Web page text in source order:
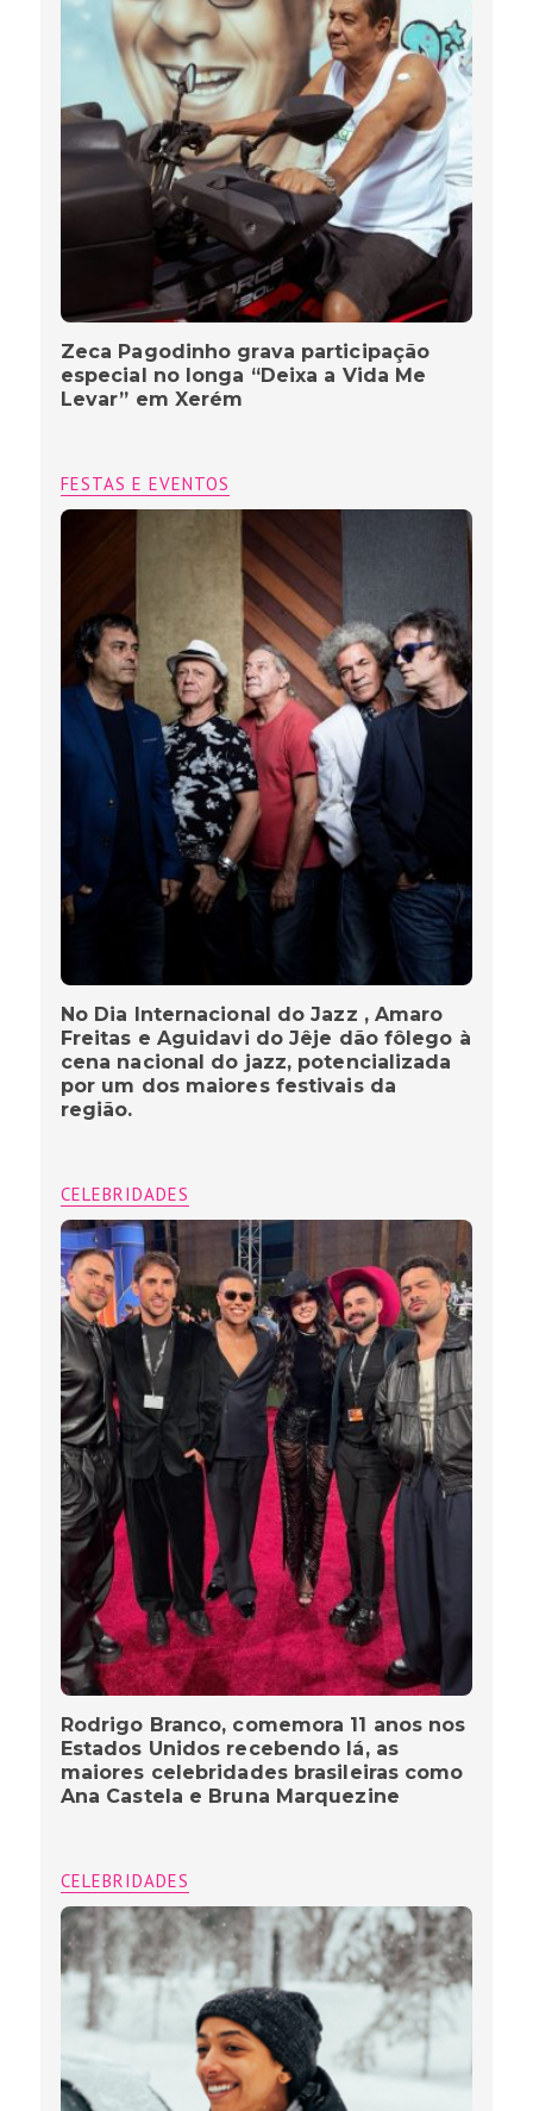
Zeca Pagodinho grava participação
especial no longa “Deixa a Vida Me
Levar” em Xerém
FESTAS E EVENTOS
No Dia Internacional do Jazz , Amaro
Freitas e Aguidavi do Jêje dão fôlego à
cena nacional do jazz, potencializada
por um dos maiores festivais da
região.
CELEBRIDADES
Rodrigo Branco, comemora 11 anos nos
Estados Unidos recebendo lá, as
maiores celebridades brasileiras como
Ana Castela e Bruna Marquezine
CELEBRIDADES